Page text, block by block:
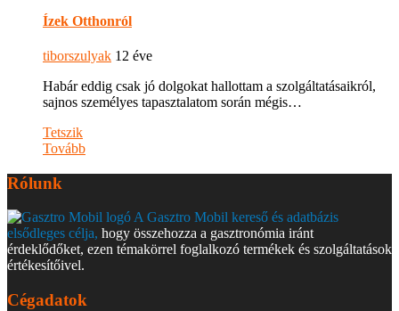
Ízek Otthonról
tiborszulyak 12 éve
Habár eddig csak jó dolgokat hallottam a szolgáltatásaikról,
sajnos személyes tapasztalatom során mégis…
Tetszik
Tovább
Rólunk
A Gasztro Mobil kereső és adatbázis
elsődleges célja, hogy összehozza a gasztronómia iránt
érdeklődőket, ezen témakörrel foglalkozó termékek és szolgáltatások
értékesítőivel.
Cégadatok